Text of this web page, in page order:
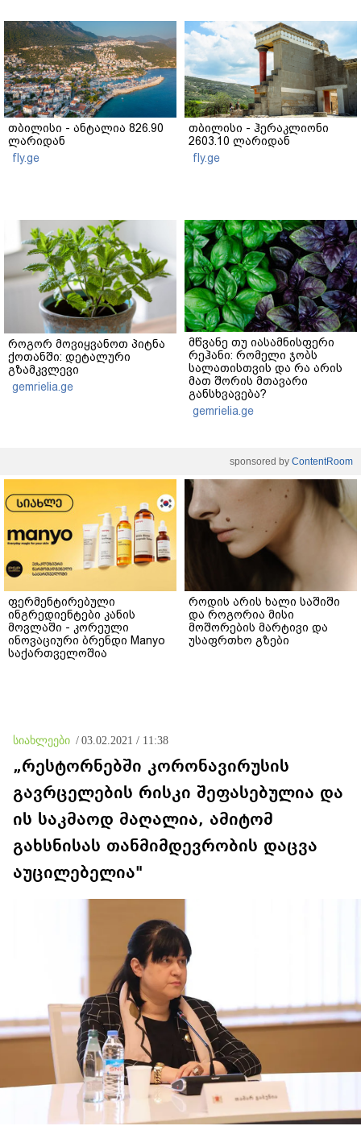
თბილისი - ანტალია 826.90
ლარიდან
fly.ge
თბილისი - ჰერაკლიონი
2603.10 ლარიდან
fly.ge
როგორ მოვიყვანოთ პიტნა
ქოთანში: დეტალური
გზამკვლევი
gemrielia.ge
მწვანე თუ იასამნისფერი
რეჰანი: რომელი ჯობს
სალათისთვის და რა არის
მათ შორის მთავარი
განსხვავება?
gemrielia.ge
sponsored by ContentRoom
ფერმენტირებული
ინგრედიენტები კანის
მოვლაში - კორეული
ინოვაციური ბრენდი Manyo
საქართველოშია
როდის არის ხალი საშიში
და როგორია მისი
მოშორების მარტივი და
უსაფრთხო გზები
სიახლეები / 03.02.2021 / 11:38
„რესტორნებში კორონავირუსის
გავრცელების რისკი შეფასებულია და
ის საკმაოდ მაღალია, ამიტომ
გახსნისას თანმიმდევრობის დაცვა
აუცილებელია"